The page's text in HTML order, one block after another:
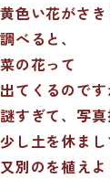
黄色い花がさき
調べると、
菜の花って
出てくるのです
謎すぎて、写
少し土を休まし
又別のを植えよ